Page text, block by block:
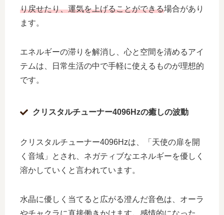
り戻せたり、運気を上げることができる場合があり
ます。
エネルギーの滞りを解消し、心と空間を清めるアイ
テムは、日常生活の中で手軽に使えるものが理想的
です。
クリスタルチューナー4096Hzの癒しの波動
クリスタルチューナー4096Hzは、「天使の扉を開
く音域」とされ、ネガティブなエネルギーを優しく
溶かしていくと言われています。
水晶に優しく当てると広がる澄んだ音色は、オーラ